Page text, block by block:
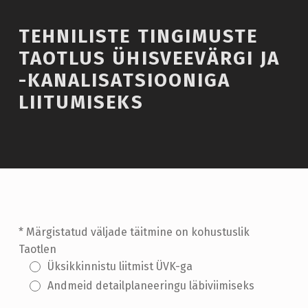
TEHNILISTE TINGIMUSTE
TAOTLUS ÜHISVEEVÄRGI JA
-KANALISATSIOONIGA
LIITUMISEKS
* Märgistatud väljade täitmine on kohustuslik
Taotlen
Üksikkinnistu liitmist ÜVK-ga
Andmeid detailplaneeringu läbiviimiseks